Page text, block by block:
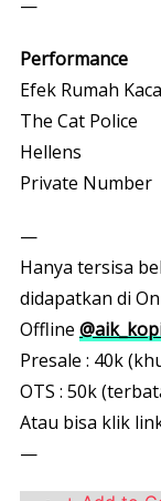
—
Performance
Efek Rumah Kaca
The Cat Police
Hellens
Private Number
—
Hanya tersisa
didapatkan di
Offline
Presale : 40k
OTS : 50k
Atau bisa klik
—